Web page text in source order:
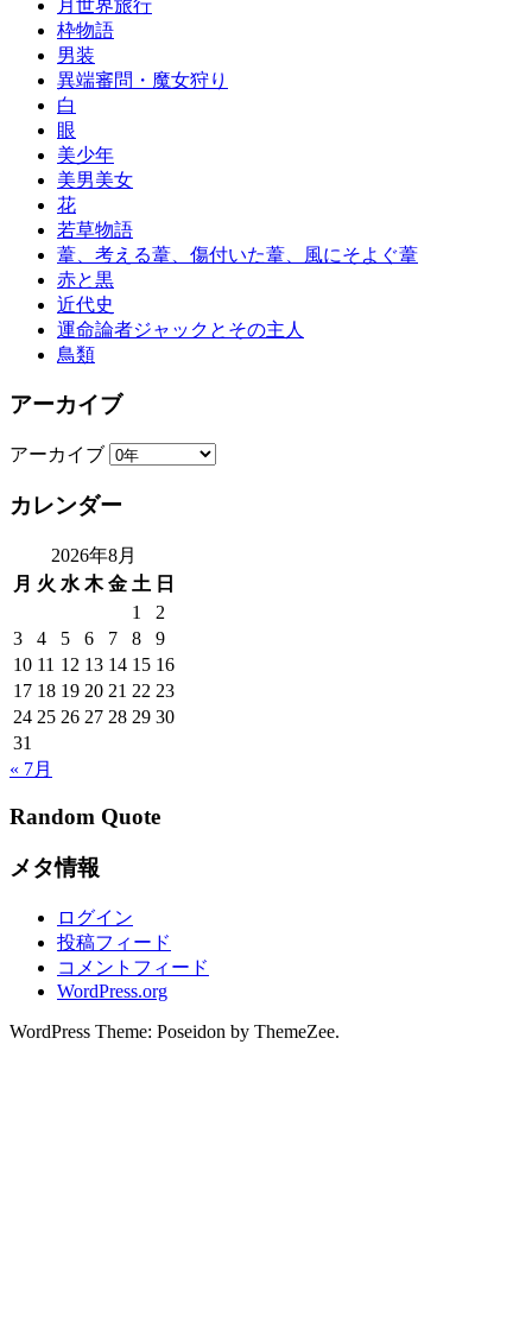
月世界旅行
枠物語
男装
異端審問・魔女狩り
白
眼
美少年
美男美女
花
若草物語
葦、考える葦、傷付いた葦、風にそよぐ葦
赤と黒
近代史
運命論者ジャックとその主人
鳥類
アーカイブ
アーカイブ
カレンダー
2026年8月
月 火 水 木 金 土 日
1
2
3
4 5 6 7 8
9
10 11 12 13 14 15 16
17 18 19 20 21 22 23
24 25 26 27 28 29 30
31
« 7月
Random Quote
メタ情報
ログイン
投稿フィード
コメントフィード
WordPress.org
WordPress Theme: Poseidon by ThemeZee.